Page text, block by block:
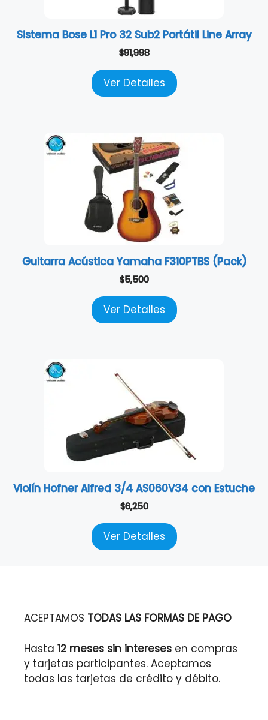
Sistema Bose L1 Pro 32 Sub2 Portátil Line Array
$91,998
Ver Detalles
Guitarra Acústica Yamaha F310PTBS (Pack)
$5,500
Ver Detalles
Violín Hofner Alfred 3/4 AS060V34 con Estuche
$6,250
Ver Detalles
ACEPTAMOS TODAS LAS FORMAS DE PAGO
Hasta 12 meses sin intereses en compras
y tarjetas participantes. Aceptamos
todas las tarjetas de crédito y débito.